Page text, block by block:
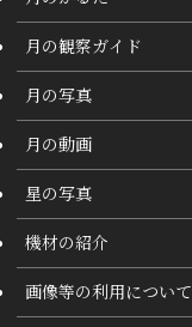
月の観察ガイド
月の写真
月の動画
星の写真
機材の紹介
画像等の利用について